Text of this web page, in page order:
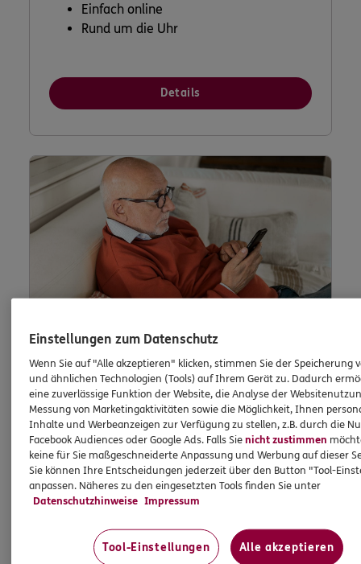
Einfach online
Rund um die Uhr
Details
Lob und Beschwerden
Waren Sie zufrieden mit uns? Oder waren Sie
einmal nicht zufrieden? Dann können Sie uns
dies hier schildern.
Jetzt informieren
Einstellungen zum Datenschutz
Wenn Sie auf "Alle akzeptieren" klicken, stimmen Sie der Speicherung
und ähnlichen Technologien (Tools) auf Ihrem Gerät zu. Dadurch
eine zuverlässige Funktion der Website, die Analyse der
Messung von Marketingaktivitäten sowie die Möglichkeit, Ihnen
Inhalte und Werbeanzeigen zur Verfügung zu stellen, z.B. durch die
Facebook Audiences oder Google Ads. Falls Sienicht zustimmen
keine für Sie maßgeschneiderte Anpassung und Werbung auf dieser
Sie können Ihre Entscheidungen jederzeit über den Button "Tool-
anpassen. Näheres zu den eingesetzten Tools finden Sie unter
Datenschutzhinweise Impressum
Tool-Einstellungen Alle akzeptieren